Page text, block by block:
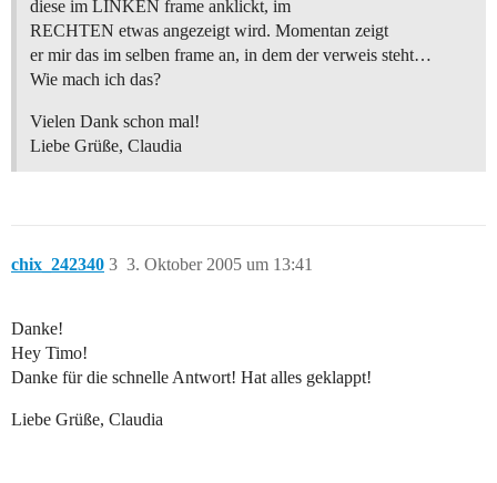
diese im LINKEN frame anklickt, im
RECHTEN etwas angezeigt wird. Momentan zeigt
er mir das im selben frame an, in dem der verweis steht…
Wie mach ich das?
Vielen Dank schon mal!
Liebe Grüße, Claudia
chix_242340 3. Oktober 2005 um 13:41
3
Danke!
Hey Timo!
Danke für die schnelle Antwort! Hat alles geklappt!
Liebe Grüße, Claudia